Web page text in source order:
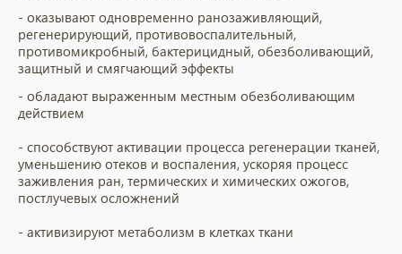
- оказывают одновременно ранозаживляющий,
регенерирующий, противовоспалительный,
противомикробный, бактерицидный, обезболивающий,
защитный и смягчающий эффекты
- обладают выраженным местным обезболивающим
действием
- способствуют активации процесса регенерации тканей,
уменьшению отеков и воспаления, ускоряя процесс
заживления ран, термических и химических ожогов,
постлучевых осложнений
- активизируют метаболизм в клетках ткани